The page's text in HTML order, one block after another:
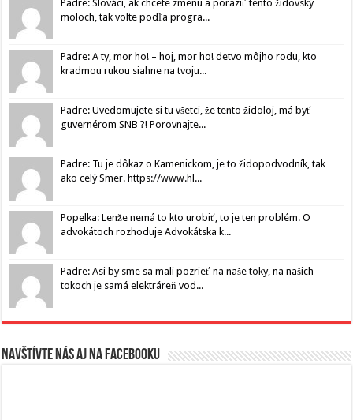
Padre: Slováci, ak chcete zmenu a poraziť tento židovský
moloch, tak volte podľa progra...
Padre: A ty, mor ho! – hoj, mor ho! detvo môjho rodu, kto
kradmou rukou siahne na tvoju...
Padre: Uvedomujete si tu všetci, že tento židoloj, má byť
guvernérom SNB ?! Porovnajte...
Padre: Tu je dôkaz o Kamenickom, je to židopodvodník, tak
ako celý Smer. https://www.hl...
Popelka: Lenže nemá to kto urobiť, to je ten problém. O
advokátoch rozhoduje Advokátska k...
Padre: Asi by sme sa mali pozrieť na naše toky, na našich
tokoch je samá elektráreň vod...
Navštívte nás aj na Facebooku